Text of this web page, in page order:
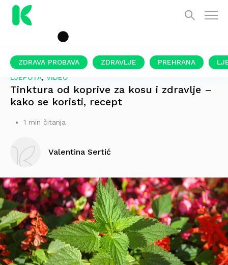
ZDRAVA PROBAVA ZDRAVLJE PREHRANA
LJEPOTA, VIDEO
Tinktura od koprive za kosu i zdravlje –
kako se koristi, recept
1 min čitanja
Valentina Sertić